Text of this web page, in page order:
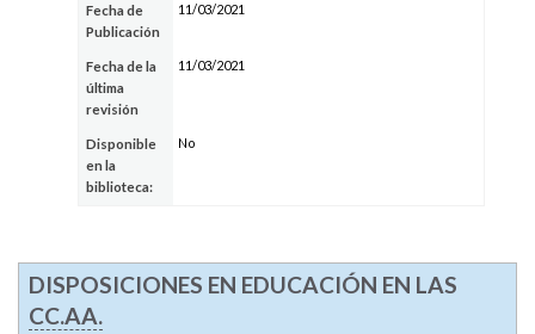
Fecha de
Publicación
11/03/2021
Fecha de la
última
revisión
11/03/2021
Disponible
en la
biblioteca:
No
DISPOSICIONES EN EDUCACIÓN EN LAS
CC.AA.